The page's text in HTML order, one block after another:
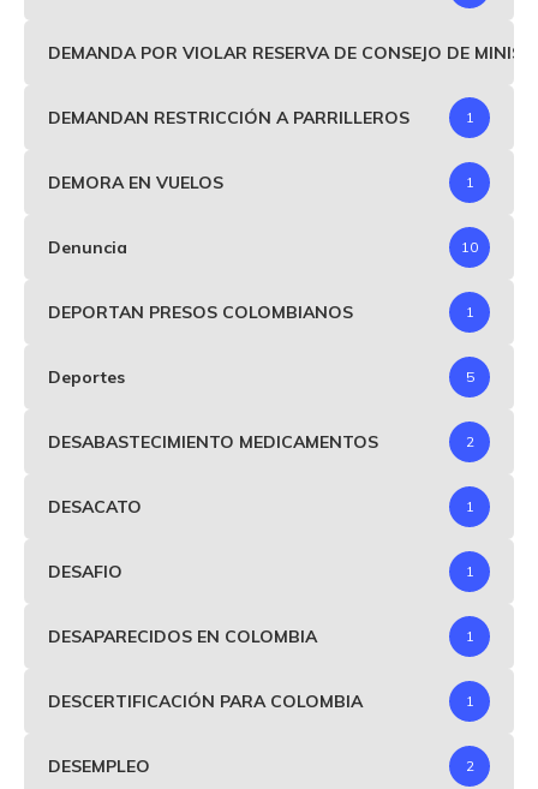
DEMANDA POR VIOLAR RESERVA DE CONSEJO DE
DEMANDAN RESTRICCIÓN A PARRILLEROS 1
DEMORA EN VUELOS 1
Denuncia 10
DEPORTAN PRESOS COLOMBIANOS 1
Deportes 5
DESABASTECIMIENTO MEDICAMENTOS 2
DESACATO 1
DESAFIO 1
DESAPARECIDOS EN COLOMBIA 1
DESCERTIFICACIÓN PARA COLOMBIA 1
DESEMPLEO 2